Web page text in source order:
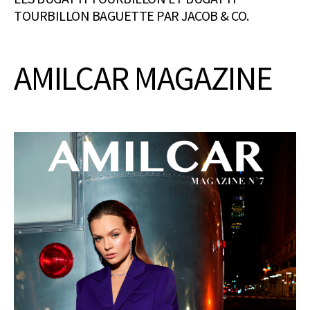
TOURBILLON BAGUETTE PAR JACOB & CO.
AMILCAR MAGAZINE